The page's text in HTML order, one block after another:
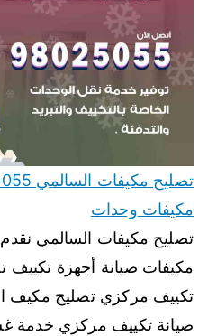
مكيفات وحدات
مكيفات صيانة أجهزة تكييف
تكييف مركزي تصليح مكيف
صيانة تكييف مركزي خدمة